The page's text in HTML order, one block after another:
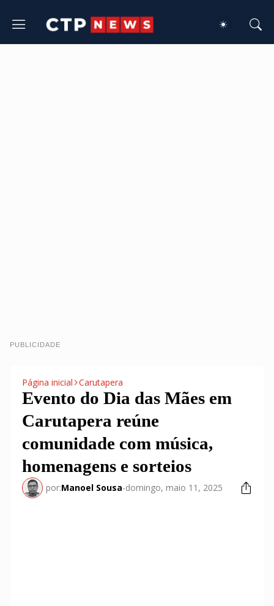
PUBLICIDADE
Página inicial Carutapera
Evento do Dia das Mães em
Carutapera reúne
comunidade com música,
homenagens e sorteios
por:Manoel Sousa-domingo, maio 11, 2025